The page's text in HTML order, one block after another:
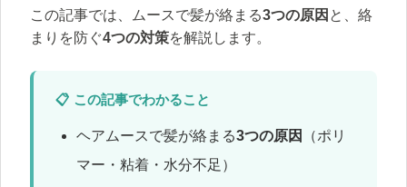
この記事では、ムースで髪が絡まる3つの原因 と、絡
まりを防ぐ4つの対策を解説します。
📋 この記事でわかること
ヘアムースで髪が絡まる3つの原因
（ポリ
マー・粘着・水分不足）